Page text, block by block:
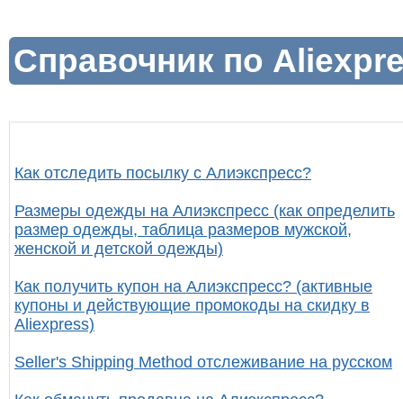
Справочник по
Как отследить посылку с Алиэкспресс?
Размеры одежды на Алиэкспресс (как определить
размер одежды, таблица размеров мужской,
женской и детской одежды)
Как получить купон на Алиэкспресс? (активные
купоны и действующие промокоды на скидку в
Aliexpress)
Seller's Shipping Method отслеживание на русском